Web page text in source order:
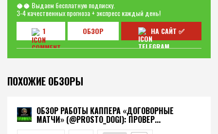
🥥🥥 Выдаем бесплатную подписку.
3-4 качественных прогноза + экспресс каждый день!
1
ОБЗОР НА САЙТ ✅
ПОХОЖИЕ ОБЗОРЫ
ОБЗОР РАБОТЫ КАППЕРА «ДОГОВОРНЫЕ
МАТЧИ» (@PROSTO_DOGI): ПРОВЕР...